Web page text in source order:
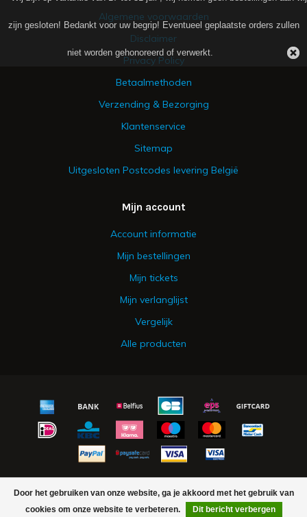
Door het gebruiken van onze website, ga je akkoord met het gebruik van
cookies om onze website te verbeteren.
Dit bericht verbergen
zijn gesloten! Bedankt voor uw begrip! Eventueel geplaatste orders zullen
niet worden gehonoreerd of verwerkt.
Algemene voorwaarden
Disclaimer
Privacy Policy
Betaalmethoden
Verzending & Bezorging
Klantenservice
Sitemap
Uitgesloten Postcodes levering België
Mijn account
Account informatie
Mijn bestellingen
Mijn tickets
Mijn verlanglijst
Vergelijk
Alle producten
© Copyright 2026 Urker Vishandel Hakvoort - Powered by
Lightspeed
- Theme byDyvelopment